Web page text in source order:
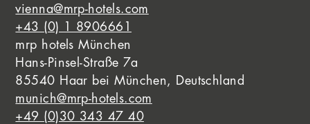
vienna@mrp-hotels.com
+43 (0) 1 8906661
mrp hotels München
Hans-Pinsel-Straße 7a
85540 Haar bei München, Deutschland
munich@mrp-hotels.com
+49 (0)30 343 47 40